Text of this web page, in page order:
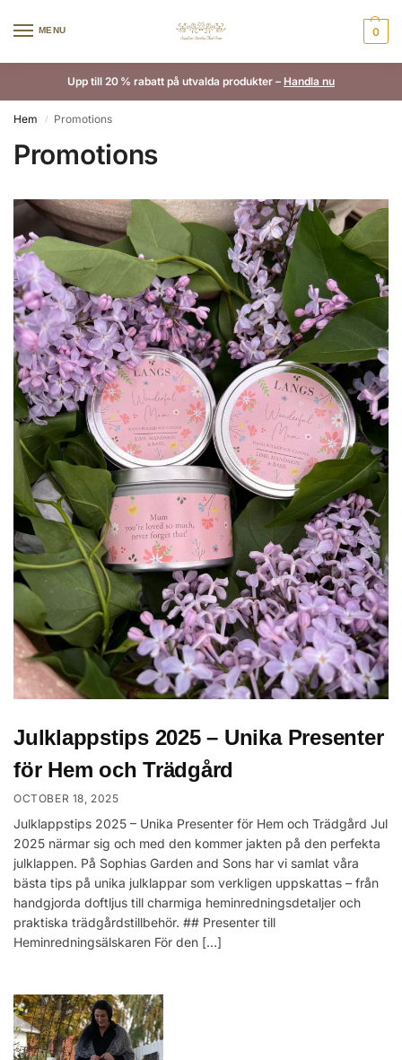
MENU 0
Upp till 20 % rabatt på utvalda produkter – Handla nu
Hem / Promotions
Promotions
Julklappstips 2025 – Unika Presenter
för Hem och Trädgård
OCTOBER 18, 2025
Julklappstips 2025 – Unika Presenter för Hem och Trädgård Jul
2025 närmar sig och med den kommer jakten på den perfekta
julklappen. På Sophias Garden and Sons har vi samlat våra
bästa tips på unika julklappar som verkligen uppskattas – från
handgjorda doftljus till charmiga heminredningsdetaljer och
praktiska trädgårdstillbehör. ## Presenter till
Heminredningsälskaren För den […]